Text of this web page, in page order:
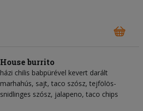
House burrito
házi chilis babpürével kevert darált
marhahús, sajt, taco szósz, tejfölös-
snidlinges szósz, jalapeno, taco chips